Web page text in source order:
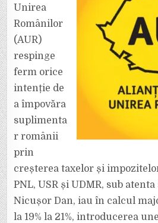
Unirea
Românilor
(AUR)
respinge
ferm orice
intenție de
a împovăra
suplimenta
r românii
prin
creșterea taxelor și
PNL, USR și UDMR, sub
Nicușor Dan, iau în calcul
la 19% la 21%, introducerea